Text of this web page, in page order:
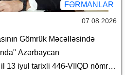
FƏRMANLAR
07.08.2026
Gömrük Məcəlləsində
Azərbaycan
il 13 iyul tarixli 446-VIIQD nömrəli